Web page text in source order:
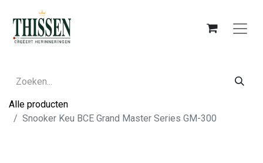
Alle producten
Snooker Keu BCE Grand Master Series GM-300